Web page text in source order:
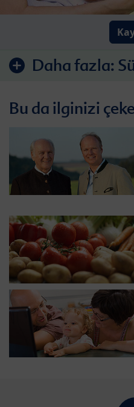
Daha fazla:
Bu da ilginizi